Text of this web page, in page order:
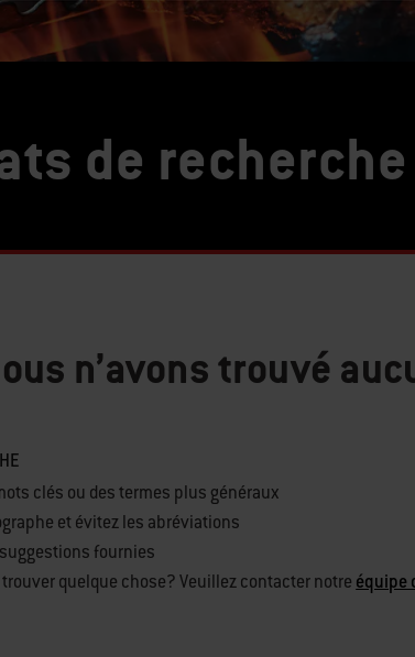
de recherche
n’avons trouvé
clés ou des termes plus généraux
et évitez les abréviations
fournies
quelque chose? Veuillez contacter notre équipe